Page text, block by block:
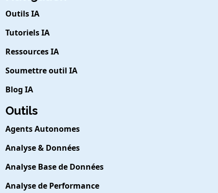
Outils IA
Tutoriels IA
Ressources IA
Soumettre outil IA
Blog IA
Outils
Agents Autonomes
Analyse & Données
Analyse Base de Données
Analyse de Performance